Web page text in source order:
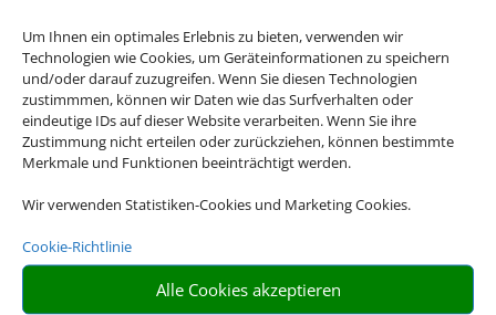
Um Ihnen ein optimales Erlebnis zu bieten, verwenden wir
Technologien wie Cookies, um Geräteinformationen zu speichern
und/oder darauf zuzugreifen. Wenn Sie diesen Technologien
zustimmmen, können wir Daten wie das Surfverhalten oder
eindeutige IDs auf dieser Website verarbeiten. Wenn Sie ihre
Zustimmung nicht erteilen oder zurückziehen, können bestimmte
Merkmale und Funktionen beeinträchtigt werden.
Wir verwenden Statistiken-Cookies und Marketing Cookies.
Cookie-Richtlinie
Alle Cookies akzeptieren